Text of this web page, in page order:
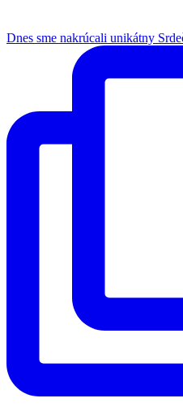
Dnes sme nakrúcali unikátny